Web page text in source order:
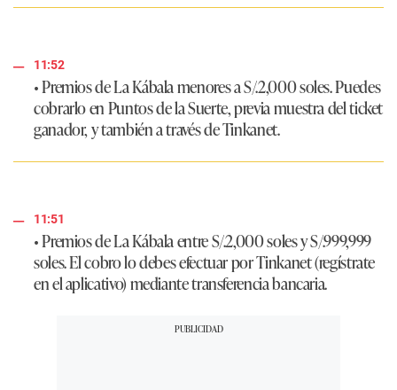
11:52
• Premios de La Kábala menores a S/.2,000 soles.Puedes
cobrarlo en Puntos de la Suerte, previa muestra del ticket
ganador, y también a través de Tinkanet.
11:51
• Premios de La Kábala entre S/.2,000 soles y S/.999,999
soles.El cobro lo debes efectuar por Tinkanet (regístrate
en el aplicativo) mediante transferencia bancaria.